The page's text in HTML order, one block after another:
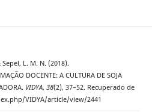
L. M. N. (2018).
DOCENTE: A CULTURA DE SOJA
VIDYA, 38(2), 37–52. Recuperado de
VIDYA/article/view/2441